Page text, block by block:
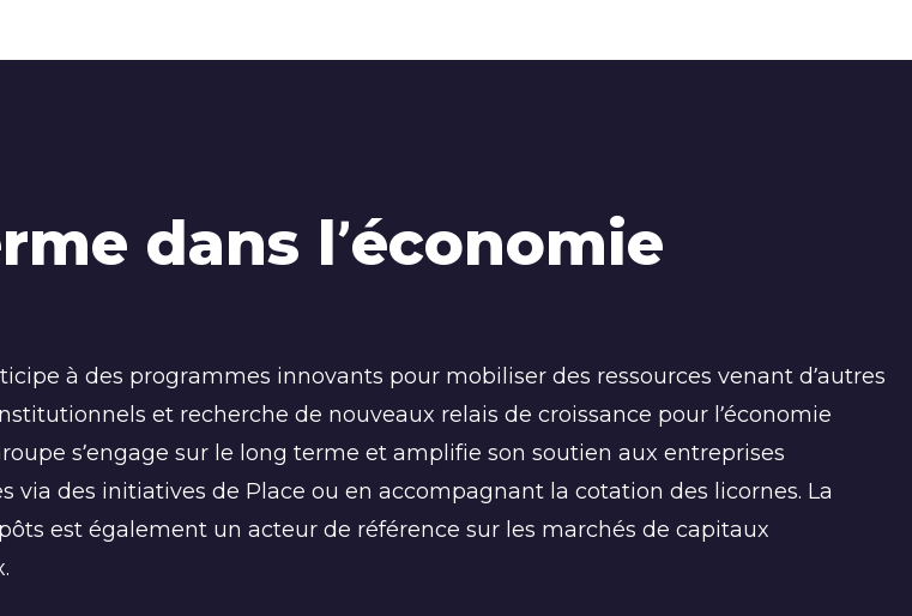
dans l’économie
à des programmes innovants pour mobiliser des ressources venant d’autres
et recherche de nouveaux relais de croissance pour l’économie
s’engage sur le long terme et amplifie son soutien aux entreprises
via des initiatives de Place ou en accompagnant la cotation des licornes. La
est également un acteur de référence sur les marchés de capitaux